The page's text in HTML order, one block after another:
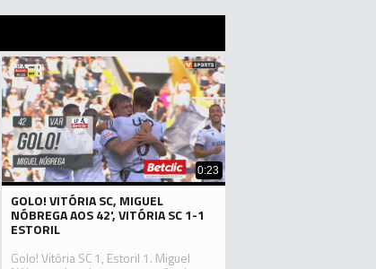
0:23
GOLO! VITÓRIA SC, MIGUEL
NÓBREGA AOS 42', VITÓRIA SC 1-1
ESTORIL
Golo! Vitória SC 1, Estoril 1. Miguel